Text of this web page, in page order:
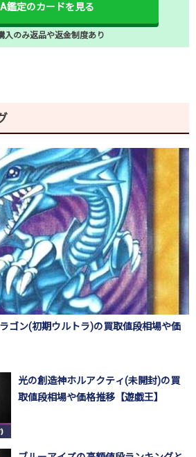
鑑定のカードを見る
入のみ返品や返金制度あり
ゴン(初期ウルトラ)の買取値段相場や価
光の創造神ホルアクティ(未開封)の買
取値段相場や価格推移【遊戯王】